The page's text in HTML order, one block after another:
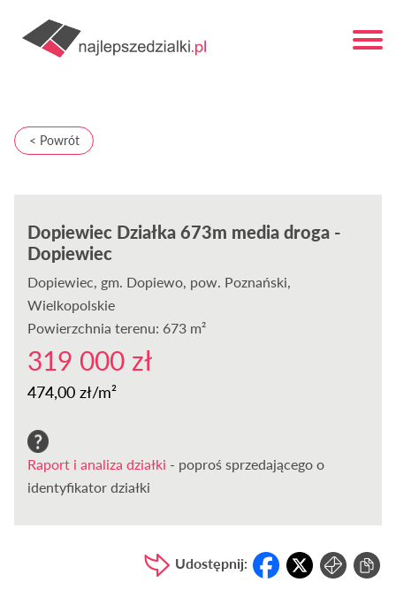
< Powrót
Dopiewiec Działka 673m media droga -
Dopiewiec
Dopiewiec, gm. Dopiewo, pow. Poznański,
Wielkopolskie
Powierzchnia terenu: 673 m²
319 000 zł
474,00 zł/m²
Raport i analiza działki - poproś sprzedającego o
identyfikator działki
Udostępnij: